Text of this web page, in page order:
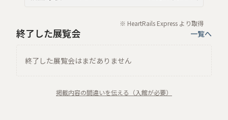
※ HeartRails Express より取得
終了した展覧会 一覧へ
終了した展覧会はまだありません
掲載内容の間違いを伝える（入館が必要）